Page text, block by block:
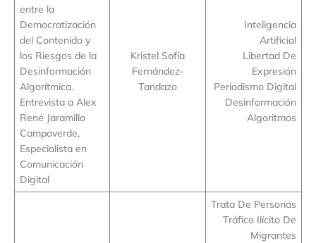
entre la
Democratización
del Contenido y
los Riesgos de la
Desinformación
Algorítmica.
Entrevista a Alex
René Jaramillo
Campoverde,
Especialista en
Comunicación
Digital
Kristel Sofía
Fernández-
Tandazo
Inteligencia
Artificial
Libertad De
Expresión
Periodismo Digital
Desinformación
Algoritmos
Trata De Personas
Tráfico Ilícito De
Migrantes